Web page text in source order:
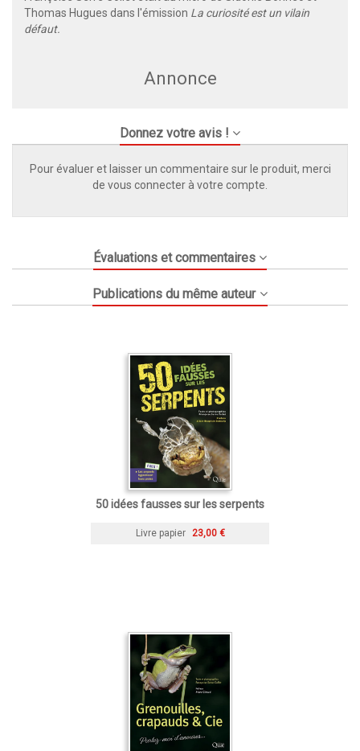
Thomas Hugues dans l'émission La curiosité est un vilain
défaut.
Annonce
Donnez votre avis !
Pour évaluer et laisser un commentaire sur le produit, merci
de vous connecter à votre compte.
Évaluations et commentaires
Publications du même auteur
50 idées fausses sur les serpents
Livre papier 23,00 €